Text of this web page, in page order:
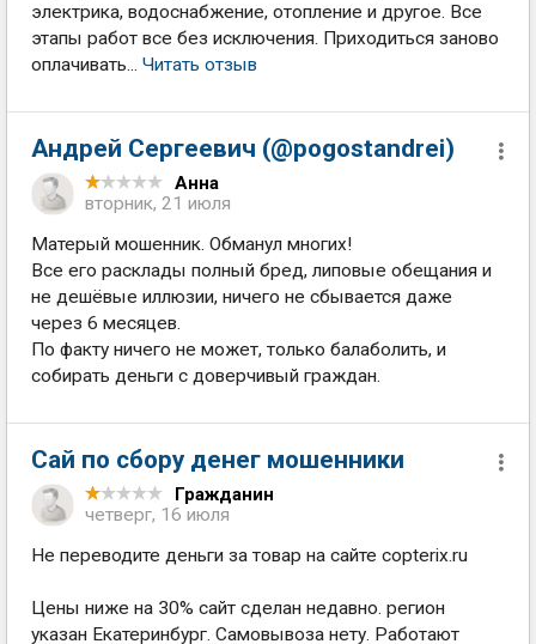
электрика, водоснабжение, отопление и другое. Все
этапы работ все без исключения. Приходиться заново
оплачивать... Читать отзыв
Андрей Сергеевич (@pogostandrei)
Анна
вторник, 21 июля
Матерый мошенник. Обманул многих!
Все его расклады полный бред, липовые обещания и
не дешёвые иллюзии, ничего не сбывается даже
через 6 месяцев.
По факту ничего не может, только балаболить, и
собирать деньги с доверчивый граждан.
Сай по сбору денег мошенники
Гражданин
четверг, 16 июля
Не переводите деньги за товар на сайте copterix.ru
Цены ниже на 30% сайт сделан недавно. регион
указан Екатеринбург. Самовывоза нету. Работают